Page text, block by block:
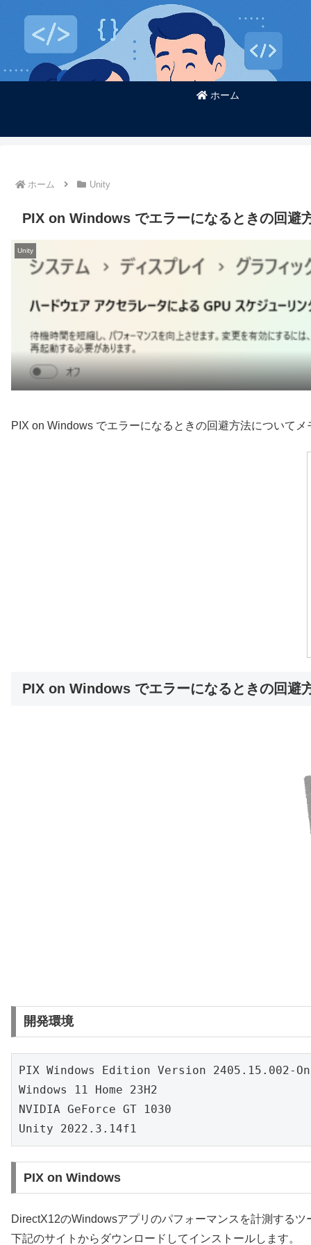
ホーム
ホーム Unity
PIX on Windows でエラーになるときの回避
Unity
PIX on Windows でエラーになるときの回避方法についてメ
PIX on Windows でエラーになるときの回避
開発環境
PIX Windows Edition Version 2405.15.002-
Windows 11 Home 23H2
NVIDIA GeForce GT 1030
Unity 2022.3.14f1
PIX on Windows
DirectX12のWindowsアプリのパフォーマンスを計測するツ
下記のサイトからダウンロードしてインストールします。